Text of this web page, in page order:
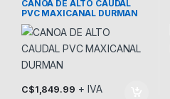
CANOA DE ALTO CAUDAL
PVC MAXICANAL DURMAN
C$1,849.99 + IVA